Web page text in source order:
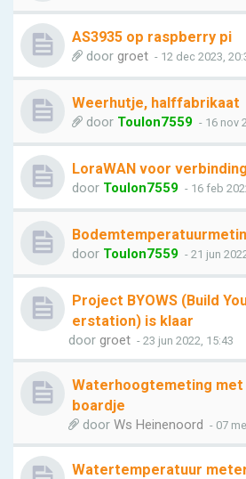
AS3935 op raspberry pi
door groet - 12 dec 2023,
Weerhutje, halffabrikaat
door Toulon7559 - 16 nov
LoraWAN voor
door Toulon7559 - 16 feb
door Toulon7559 - 21 jun
Project BYOWS (Build
erstation) is klaar
door groet - 23 jun 2022, 15:43
Waterhoogtemeting met
boardje
door Ws Heinenoord - 07
Watertemperatuur